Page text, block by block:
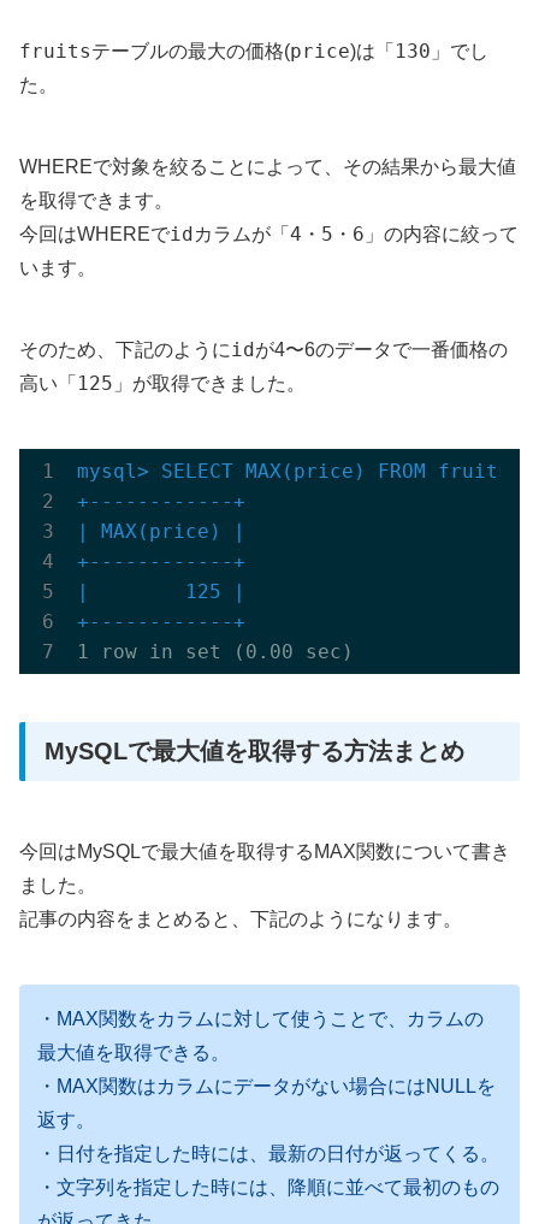
fruitsテーブルの最大の価格(price)は「 130 」でし
た。
WHEREで対象を絞ることによって、その結果から最大値
を取得できます。
今回はWHEREでidカラムが「 4・5・6 」の内容に絞って
います。
そのため、下記のように idが4〜6のデータで一番価格の
高い「 125 」が取得できました。
mysql> SELECT MAX(price) FROM
+------------+
| MAX(price) |
+------------+
|        125 |
+------------+
MySQLで最大値を取得する方法まとめ
今回はMySQLで最大値を取得するMAX関数について書き
ました。
記事の内容をまとめると、下記のようになります。
・MAX関数をカラムに対して使うことで、カラムの
最大値を取得できる。
・MAX関数はカラムにデータがない場合にはNULLを
返す。
・日付を指定した時には、最新の日付が返ってくる。
・文字列を指定した時には、降順に並べて最初のもの